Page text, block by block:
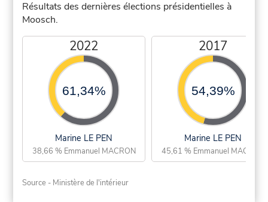
Résultats des dernières élections présidentielles à
Moosch.
2022
61,34%
Marine LE PEN
38,66 % Emmanuel MACRON
2017
54,39%
Marine LE PEN
45,61 % Emmanuel MACRON
Source - Ministère de l'intérieur